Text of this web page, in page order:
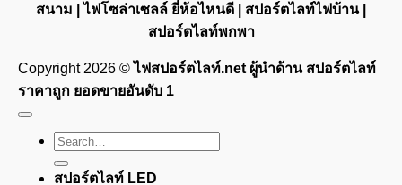
สนาม | ไฟโซล่าเซลล์ ยี่ห้อไหนดี | สปอร์ตไลท์ไฟบ้าน |
สปอร์ตไลท์พกพา
Copyright 2026 ©ไฟสปอร์ตไลท์.net ผู้นำด้าน สปอร์ตไลท์
ราคาถูก ยอดขายอันดับ 1
Search
for:
สปอร์ตไลท์ LED